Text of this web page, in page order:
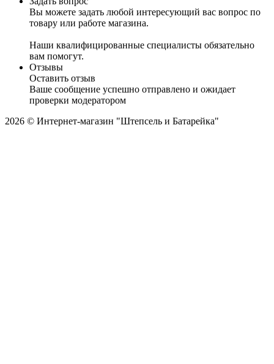
Вы можете задать любой интересующий вас вопрос по
товару или работе магазина.
Наши квалифицированные специалисты обязательно
вам помогут.
Отзывы
Оставить отзыв
Ваше сообщение успешно отправлено и ожидает
проверки модератором
2026 © Интернет-магазин "Штепсель и Батарейка"